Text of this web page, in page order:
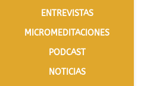
ENTREVISTAS
MICROMEDITACIONES
PODCAST
NOTICIAS